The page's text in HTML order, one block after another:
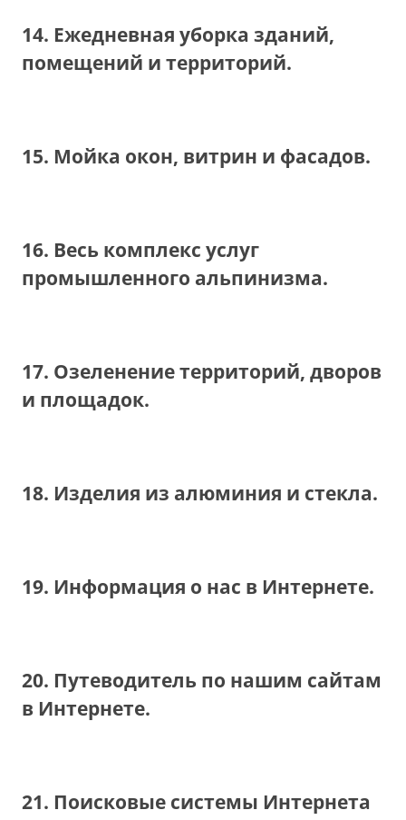
14. Ежедневная уборка зданий,
помещений и территорий.
15. Мойка окон, витрин и фасадов.
16. Весь комплекс услуг
промышленного альпинизма.
17. Озеленение территорий, дворов
и площадок.
18. Изделия из алюминия и стекла.
19. Информация о нас в Интернете.
20. Путеводитель по нашим сайтам
в Интернете.
21. Поисковые системы Интернета